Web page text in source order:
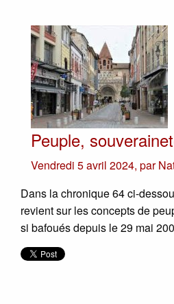
Peuple,
Vendredi 5 avril 2024, par
Dans la chronique 64 ci-
revient sur les concepts de
si bafoués depuis le 29 mai